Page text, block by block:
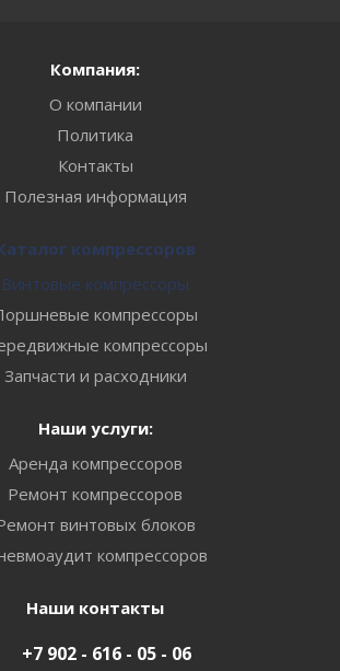
Компания:
О компании
Политика
Контакты
Полезная информация
компрессоров
Винтовые компрессоры
компрессоры
компрессоры
Запчасти и расходники
Наши услуги:
Аренда компрессоров
Ремонт компрессоров
винтовых блоков
компрессоров
Наши контакты
+7 902 - 616 - 05 - 06